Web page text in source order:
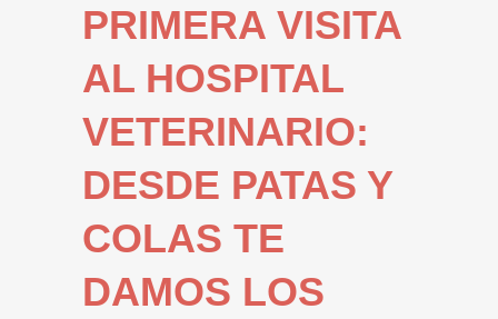
PRIMERA VISITA
AL HOSPITAL
VETERINARIO:
DESDE PATAS Y
COLAS TE
DAMOS LOS